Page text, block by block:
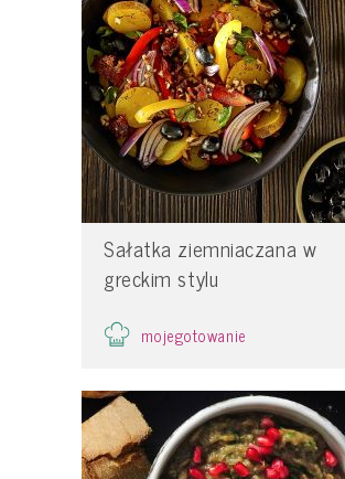
Sałatka ziemniaczana w
greckim stylu
mojegotowanie